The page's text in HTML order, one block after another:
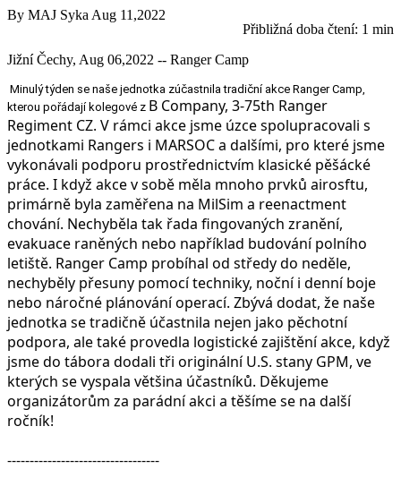
Přibližná doba čtení: 1 min
By MAJ Syka Aug 11,2022
Jižní Čechy, Aug 06,2022 -- Ranger Camp
Minulý týden se naše jednotka zúčastnila tradiční akce Ranger Camp,
kterou pořádají kolegové z B Company, 3-75th Ranger
Regiment CZ. V rámci akce jsme úzce spolupracovali s
jednotkami Rangers i MARSOC a dalšími, pro které jsme
vykonávali podporu prostřednictvím klasické pěšácké
práce. I když akce v sobě měla mnoho prvků airosftu,
primárně byla zaměřena na MilSim a reenactment
chování. Nechyběla tak řada fingovaných zranění,
evakuace raněných nebo například budování polního
letiště. Ranger Camp probíhal od středy do neděle,
nechyběly přesuny pomocí techniky, noční i denní boje
nebo náročné plánování operací. Zbývá dodat, že naše
jednotka se tradičně účastnila nejen jako pěchotní
podpora, ale také provedla logistické zajištění akce, když
jsme do tábora dodali tři originální U.S. stany GPM, ve
kterých se vyspala většina účastníků. Děkujeme
organizátorům za parádní akci a těšíme se na další
ročník!
----------------------------------